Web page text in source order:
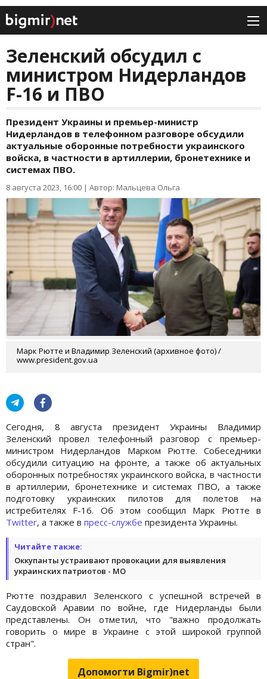
Зеленский обсудил с
министром Нидерландов
F-16 и ПВО
Президент Украины и премьер-министр
Нидерландов в телефонном разговоре обсудили
актуальные оборонные потребности украинского
войска, в частности в артиллерии, бронетехнике и
системах ПВО.
8 августа 2023, 16:00 | Автор: Мальцева Ольга
Марк Рютте и Владимир Зеленский (архивное фото) /
www.president.gov.ua
Сегодня, 8 августа президент Украины Владимир
Зеленский провел телефонный разговор с премьер-
министром Нидерландов Марком Рютте. Собеседники
обсудили ситуацию на фронте, а также об актуальных
оборонных потребностях украинского войска, в частности
в артиллерии, бронетехнике и системах ПВО, а также
подготовку украинских пилотов для полетов на
истребителях F-16. Об этом сообщил Марк Рютте в
Twitter, а также в пресс-службе президента Украины.
Читайте также:
Оккупанты устраивают провокации для выявления
украинских патриотов - МО
Рютте поздравил Зеленского с успешной встречей в
Саудовской Аравии по войне, где Нидерланды были
представлены. Он отметил, что "важно продолжать
говорить о мире в Украине с этой широкой группой
стран".
Допомогти Bigmir)net